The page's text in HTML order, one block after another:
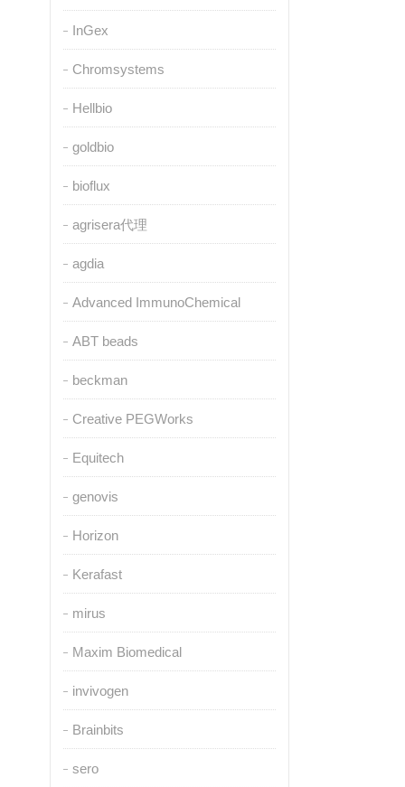
InGex
Chromsystems
Hellbio
goldbio
bioflux
agrisera代理
agdia
Advanced ImmunoChemical
ABT beads
beckman
Creative PEGWorks
Equitech
genovis
Horizon
Kerafast
mirus
Maxim Biomedical
invivogen
Brainbits
sero